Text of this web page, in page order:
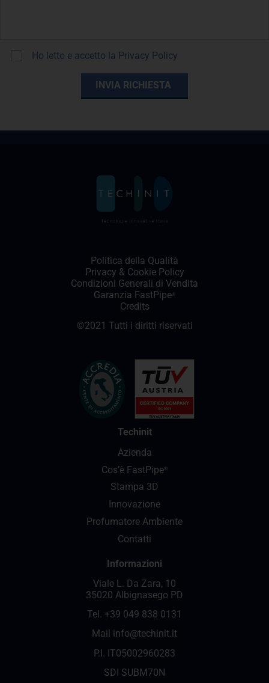
Ho letto e accetto la Privacy Policy
Politica della Qualità
Privacy & Cookie Policy
Condizioni Generali di Vendita
Garanzia FastPipe ®
Credits
©2021 Tutti i diritti riservati
Techinit
Azienda
Cos’è FastPipe ®
Stampa 3D
Innovazione
Profumatore Ambiente
Contatti
Informazioni
Viale L. Da Zara, 10
35020 Albignasego PD
Tel. +39 049 838 0131
Mail info@techinit.it
P.I. IT05002960283
SDI SUBM70N